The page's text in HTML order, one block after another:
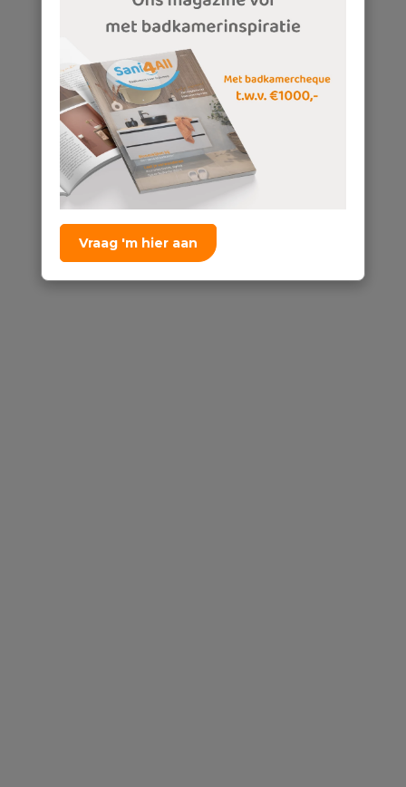
Vraag 'm hier aan